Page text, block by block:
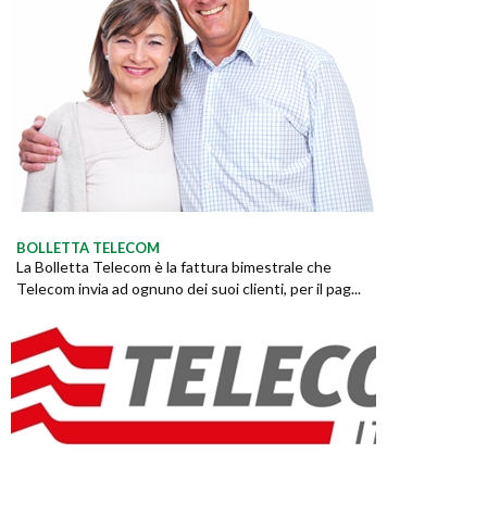
BOLLETTA TELECOM
La Bolletta Telecom è la fattura bimestrale che
Telecom invia ad ognuno dei suoi clienti, per il pag...